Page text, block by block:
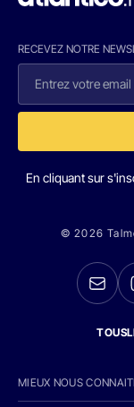
RECEVEZ NOTRE
En cliquant sur
© 2026
MIEUX NOUS